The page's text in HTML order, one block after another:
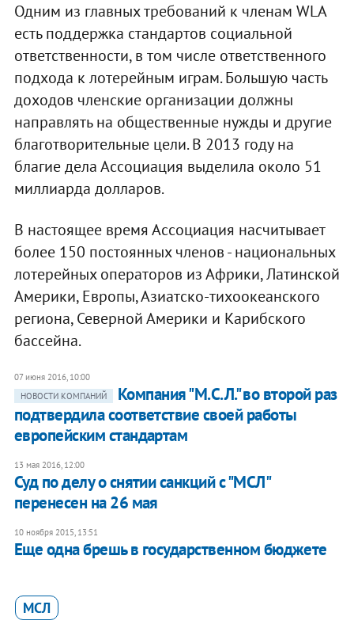
Одним из главных требований к членам WLA
есть поддержка стандартов социальной
ответственности, в том числе ответственного
подхода к лотерейным играм. Большую часть
доходов членские организации должны
направлять на общественные нужды и другие
благотворительные цели. В 2013 году на
благие дела Ассоциация выделила около 51
миллиарда долларов.
В настоящее время Ассоциация насчитывает
более 150 постоянных членов - национальных
лотерейных операторов из Африки, Латинской
Америки, Европы, Азиатско-тихоокеанского
региона, Северной Америки и Карибского
бассейна.
07 июня 2016, 10:00
НОВОСТИ КОМПАНИЙ
Компания "М.С.Л." во второй раз
подтвердила соответствие своей работы
европейским стандартам
13 мая 2016, 12:00
Суд по делу о снятии санкций с "МСЛ"
перенесен на 26 мая
10 ноября 2015, 13:51
Еще одна брешь в государственном бюджете
МСЛ